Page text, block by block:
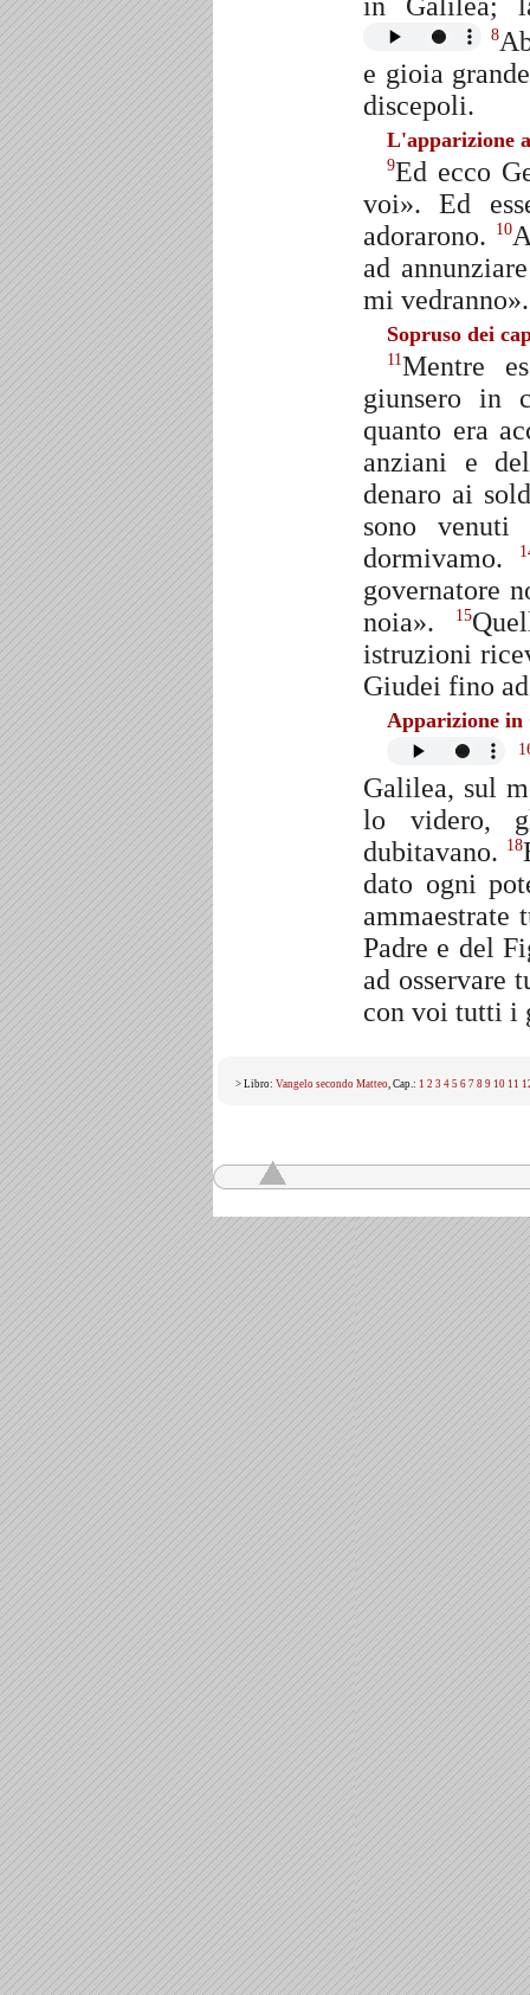
8
e gioia
discepoli.
L'apparizione
9Ed ecco
voi». Ed
adorarono.
10
ad
mi vedranno».
Sopruso dei
11Mentre
giunsero in
quanto era
anziani e
denaro ai
sono
dormivamo.
governatore
noia».
15
istruzioni
Giudei fino
Apparizione in
Galilea, sul
lo videro,
dubitavano. 18
dato ogni
ammaestrate
Padre e del
ad osservare
con voi tutti i
> Libro: Vangelo secondo Matteo, Cap.: 1 2 3 4 5 6 7 8 9 10 11